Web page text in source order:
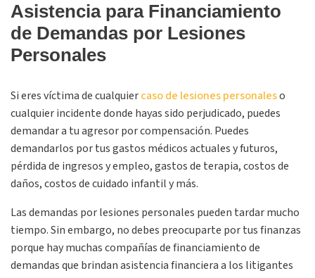
Asistencia para Financiamiento
de Demandas por Lesiones
Personales
Si eres víctima de cualquiercaso de lesiones personaleso
cualquier incidente donde hayas sido perjudicado, puedes
demandar a tu agresor por compensación. Puedes
demandarlos por tus gastos médicos actuales y futuros,
pérdida de ingresos y empleo, gastos de terapia, costos de
daños, costos de cuidado infantil y más.
Las demandas por lesiones personales pueden tardar mucho
tiempo. Sin embargo, no debes preocuparte por tus finanzas
porque hay muchas compañías de financiamiento de
demandas que brindan asistencia financiera a los litigantes